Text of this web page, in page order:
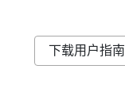
下载用户指南